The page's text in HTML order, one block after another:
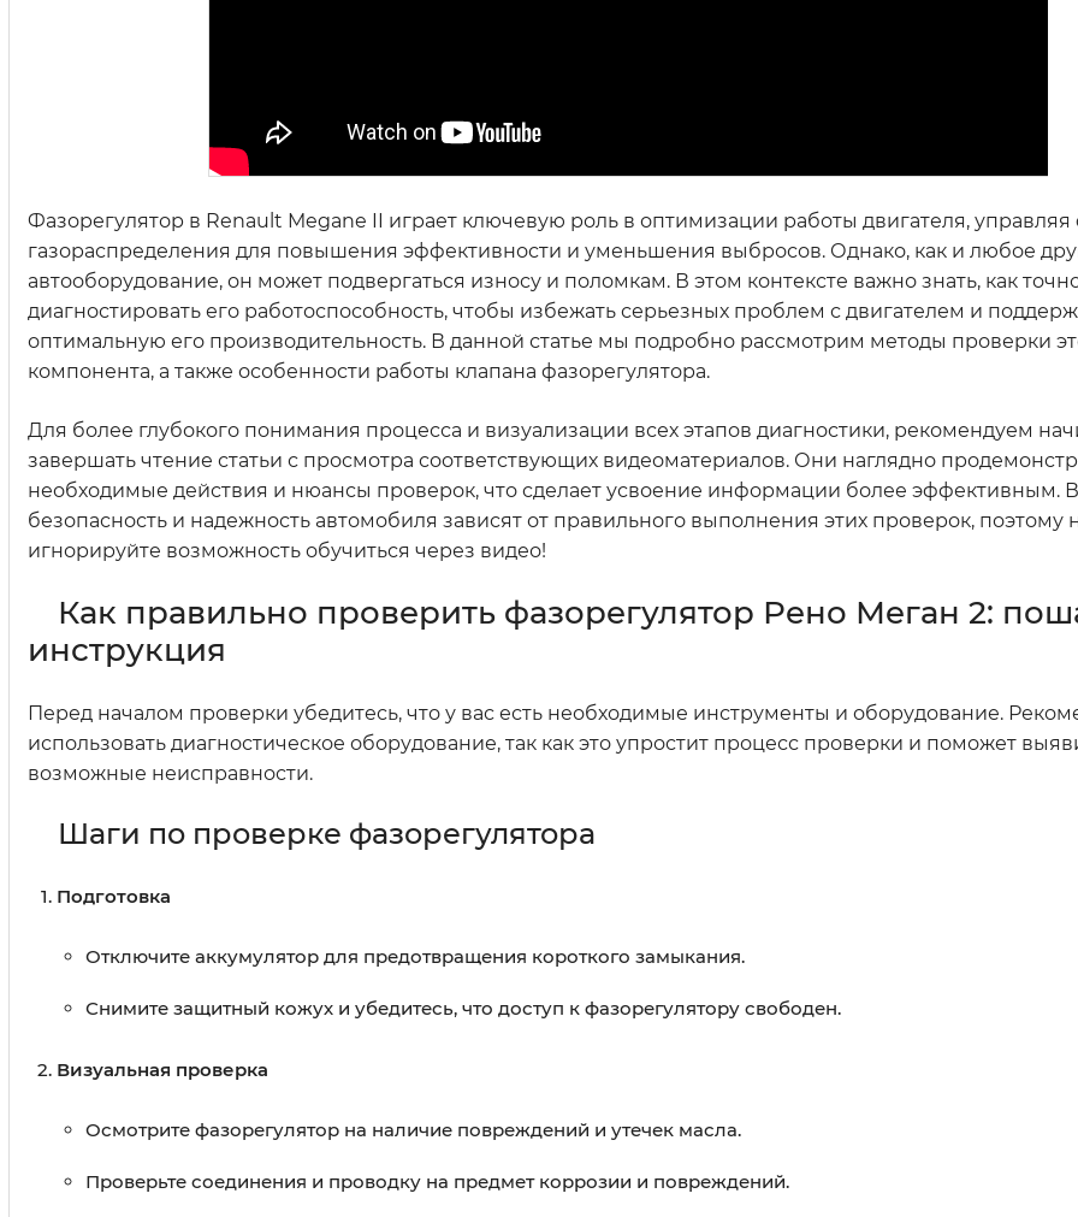
Фазорегулятор в Renault Megane II играет ключевую роль в оптимизации работы двигателя,
газораспределения для повышения эффективности и уменьшения выбросов. Однако, как и любое
автооборудование, он может подвергаться износу и поломкам. В этом контексте важно знать, как
диагностировать его работоспособность, чтобы избежать серьезных проблем с двигателем и
оптимальную его производительность. В данной статье мы подробно рассмотрим методы проверки
компонента, а также особенности работы клапана фазорегулятора.
Для более глубокого понимания процесса и визуализации всех этапов диагностики, рекомендуем
завершать чтение статьи с просмотра соответствующих видеоматериалов. Они наглядно
необходимые действия и нюансы проверок, что сделает усвоение информации более эффективным.
безопасность и надежность автомобиля зависят от правильного выполнения этих проверок, поэтому
игнорируйте возможность обучиться через видео!
Как правильно проверить фазорегулятор Рено Меган 2:
инструкция
Перед началом проверки убедитесь, что у вас есть необходимые инструменты и оборудование.
использовать диагностическое оборудование, так как это упростит процесс проверки и поможет
возможные неисправности.
Шаги по проверке фазорегулятора
Подготовка
Отключите аккумулятор для предотвращения короткого замыкания.
Снимите защитный кожух и убедитесь, что доступ к фазорегулятору свободен.
Визуальная проверка
Осмотрите фазорегулятор на наличие повреждений и утечек масла.
Проверьте соединения и проводку на предмет коррозии и повреждений.